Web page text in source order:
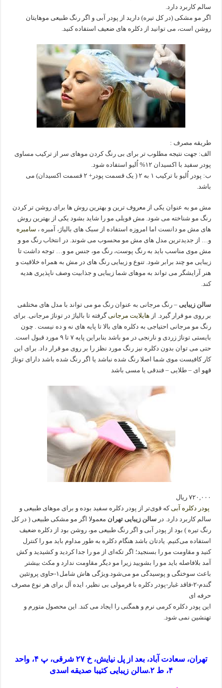
سالم کاربرد دارد.
اگر مو مشکی (در کل تیره) دارید از پودر آبی و اگر رنگ طبیعی موهایتان
روشن است، می توانید از دکلره های ضعیف استفاده کنید.
طریقه مصرف :
الف: جهت نتیجه مطلوب تر برای بی رنگ کردن موهای سر از ترکیب مساوی
پودر سفید با اکسیدان ۱۲% اُلیو استفاده شود.
ب: پودر اُلیو با ترکیب ۱ به ۲ ( یک قسمت پودر+ ۲ قسمت اکسیدان) می
باشد.
مش مو به عنوان یکی از معروف ترین و بهترین روش ها برای روشن تر کردن
رنگ مو شناخته می شود. مش فویلی مو را شاید بشود یکی از بهترین روش
های مش مو دانست اما امروزه استفاده از سبک های بالیاژ، آمبره ، سامبره
و… از جدیدترین مدل های مش مو محسوب می شوند. در انتخاب رنگ مو و
مش موی مناسب باید به رنگ پوست، رنگ مو، جنس مو و… توجه داشت تا
زیبایی مو چند برابر شود. تنوع و زیبایی رنگ های در مش به همراه خلاقیت و
هنر آرایشگر می تواند به موهای شما زیبایی و جذابیت وصف ناپذیری هدیه
کند.
سالن زیبایی – رنگ مرجانی به عنوان رنگ مو می تواند با مدل های مختلفی
بر روی مو قرار گیرد. از هایلایت مرجانی گرفته تا بالیاژ در توناژ مرجانی. برای
رنگ مو مرجانی احتیاجی به دکلره های بالا تا پایه های نه و ده نیست . چون
بایستی توناژ زردی و نارنجی در مو باشد بنابراین پایه ۷ تا ۹ مورد قبول است.
حتی می توان بدون دکلره نیز رنگ مورد نظز را بر روی مو قرار داد. برای این
کار کافیست موی شما اصلا رنگ شده نباشد یا اگر رنگ شده باشد دارای توناژ
قهو ای – طلایی – فندقی یا مسی باشد
۷۲۰,۰۰۰ ریال
پودر دکلره آبیکه قوی‌تر از پودر دکلره‌ سفید بوده و برای موهای طبیعی و
سالم کاربرد دارد. درسالن زیبایی تهران معمولا اگر مو مشکی طبیعی ( در کل
رنگ تیره ) بود از پودر آبی و اگر رنگ طبیعی مو، روشن بود از دکلره ضعیف
استفاده می‌کنیم. یادتان باشد هنگام دکلره به طور مداوم باید مو را کنترل
کنید و مقاومت مو را بسنجید؛ اگر تکه‌ای از مو را جدا کردید و کشیدید و کش
آمد بلافاصله باید مو را بشویید زیرا مو دیگر مقاومت ندارد و مکث بیشتر
باعث سوختگی و پوسیدگی مو می‌شود.ویژگی هاش شامل۱-حاوی پروتئین
گندم-۲-فاقد غبار-پودر دکلره با فرمولی بی نظیر، ایده آل برای هر نوع مصرف
حرفه ای
این پودر دکلره کرمی نرم و همگنی را ایجاد می کند. این محصول متورم و
تهنشین نمی شود.
تهران، سعادت آباد، بعد از پل نیایش، خ ۲۷ شرقی، پ ۴، واحد
۴، ط ۲.سالن زیبایی کتیبا صدیقه اسدی